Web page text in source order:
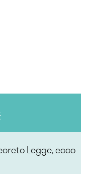
Legge, ecco